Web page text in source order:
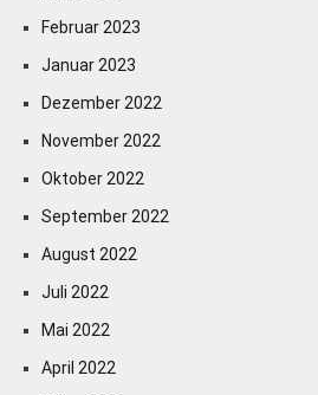
Februar 2023
Januar 2023
Dezember 2022
November 2022
Oktober 2022
September 2022
August 2022
Juli 2022
Mai 2022
April 2022